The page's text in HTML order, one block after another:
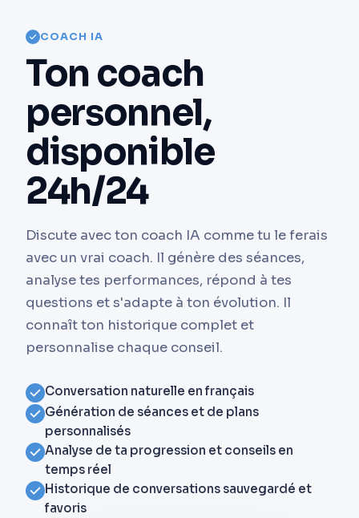
COACH IA
Ton coach
personnel,
disponible
24h/24
Discute avec ton coach IA comme tu le ferais
avec un vrai coach. Il génère des séances,
analyse tes performances, répond à tes
questions et s'adapte à ton évolution. Il
connaît ton historique complet et
personnalise chaque conseil.
Conversation naturelle en français
Génération de séances et de plans
personnalisés
Analyse de ta progression et conseils en
temps réel
Historique de conversations sauvegardé et
favoris